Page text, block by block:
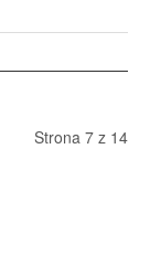
Strona 7 z 14